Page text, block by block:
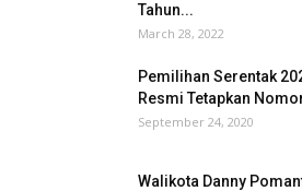
Tahun...
March 28, 2022
Pemilihan Serentak
Resmi Tetapkan
September 24, 2020
Walikota Danny